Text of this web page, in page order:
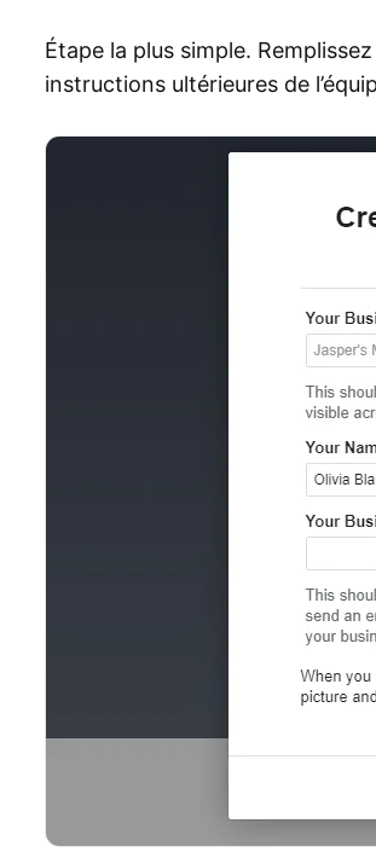
Étape la plus simple.
instructions ultérieures de